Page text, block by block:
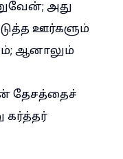
அது
ஊர்களும்
ஆனாலும்
தேசத்தைச்
கர்த்தர்